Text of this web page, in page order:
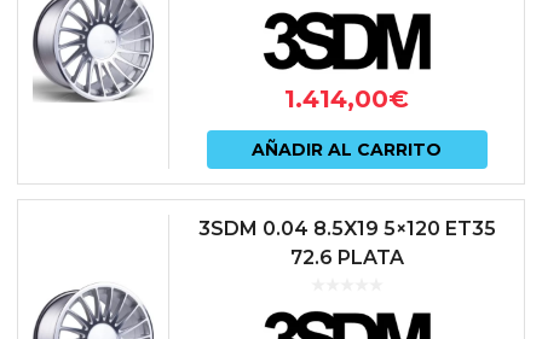
1.414,00€
AÑADIR AL CARRITO
3SDM 0.04 8.5X19 5×120 ET35
72.6 PLATA